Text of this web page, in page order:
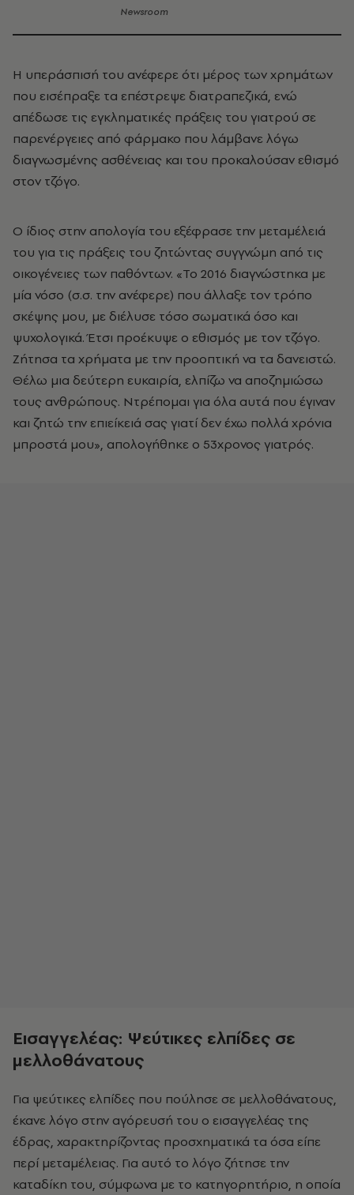
Newsroom
Η υπεράσπισή του ανέφερε ότι μέρος των χρημάτων
που εισέπραξε τα επέστρεψε διατραπεζικά, ενώ
απέδωσε τις εγκληματικές πράξεις του γιατρού σε
παρενέργειες από φάρμακο που λάμβανε λόγω
διαγνωσμένης ασθένειας και του προκαλούσαν εθισμό
στον τζόγο.
Ο ίδιος στην απολογία του εξέφρασε την μεταμέλειά
του για τις πράξεις του ζητώντας συγγνώμη από τις
οικογένειες των παθόντων. «Το 2016 διαγνώστηκα με
μία νόσο (σ.σ. την ανέφερε) που άλλαξε τον τρόπο
σκέψης μου, με διέλυσε τόσο σωματικά όσο και
ψυχολογικά. Έτσι προέκυψε ο εθισμός με τον τζόγο.
Ζήτησα τα χρήματα με την προοπτική να τα δανειστώ.
Θέλω μια δεύτερη ευκαιρία, ελπίζω να αποζημιώσω
τους ανθρώπους. Ντρέπομαι για όλα αυτά που έγιναν
και ζητώ την επιείκειά σας γιατί δεν έχω πολλά χρόνια
μπροστά μου», απολογήθηκε ο 53χρονος γιατρός.
Εισαγγελέας: Ψεύτικες ελπίδες σε
μελλοθάνατους
Για ψεύτικες ελπίδες που πούλησε σε μελλοθάνατους,
έκανε λόγο στην αγόρευσή του ο εισαγγελέας της
έδρας, χαρακτηρίζοντας προσχηματικά τα όσα είπε
περί μεταμέλειας. Για αυτό το λόγο ζήτησε την
καταδίκη του, σύμφωνα με το κατηγορητήριο, η οποία